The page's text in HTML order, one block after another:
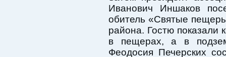
Иванович Иншаков
обитель «Святые
района. Гостю показали
в пещерах, а в
Феодосия Печерских